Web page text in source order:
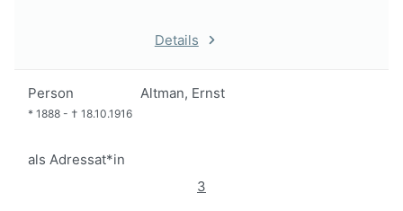
Details
Person Altman, Ernst
* 1888 - † 18.10.1916
als Adressat*in
3